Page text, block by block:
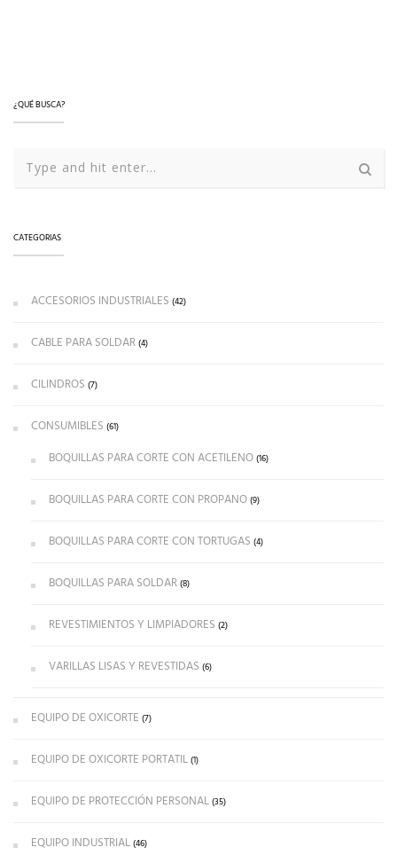
¿QUÉ BUSCA?
CATEGORIAS
ACCESORIOS INDUSTRIALES (42)
CABLE PARA SOLDAR(4)
CILINDROS (7)
CONSUMIBLES (61)
BOQUILLAS PARA CORTE CON ACETILENO(16)
BOQUILLAS PARA CORTE CON PROPANO(9)
BOQUILLAS PARA CORTE CON TORTUGAS (4)
BOQUILLAS PARA SOLDAR(8)
REVESTIMIENTOS Y LIMPIADORES (2)
VARILLAS LISAS Y REVESTIDAS (6)
EQUIPO DE OXICORTE (7)
EQUIPO DE OXICORTE PORTATIL(1)
EQUIPO DE PROTECCIÓN PERSONAL(35)
EQUIPO INDUSTRIAL(46)